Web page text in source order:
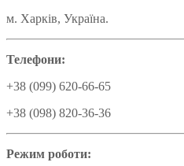
м. Харків, Україна.
Телефони:
+38 (099) 620-66-65
+38 (098) 820-36-36
Режим роботи: